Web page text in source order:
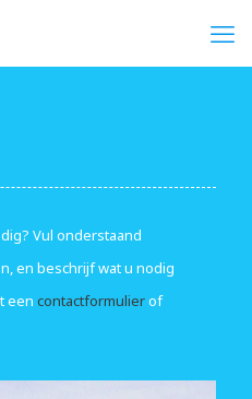
Vul onderstaand
en beschrijf wat u nodig
een contactformulierof